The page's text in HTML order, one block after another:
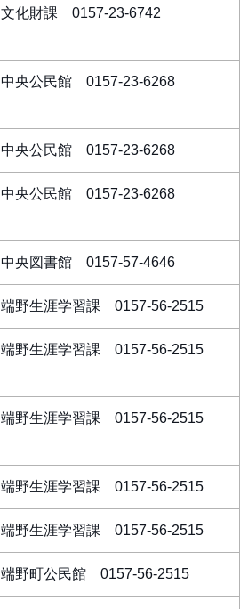
文化財課 0157-23-6742
中央公民館 0157-23-6268
中央公民館 0157-23-6268
中央公民館 0157-23-6268
中央図書館 0157-57-4646
端野生涯学習課 0157-56-2515
端野生涯学習課 0157-56-2515
端野生涯学習課 0157-56-2515
端野生涯学習課 0157-56-2515
端野生涯学習課 0157-56-2515
端野町公民館 0157-56-2515